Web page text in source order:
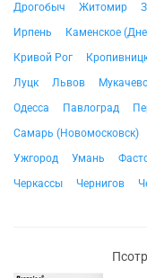
Дрогобыч
Житомир
Ирпень
Каменское
Кривой Рог
Луцк
Львов
Одесса
Павлоград
Самарь (Новомосковск)
Ужгород
Умань
Черкассы
Чернигов